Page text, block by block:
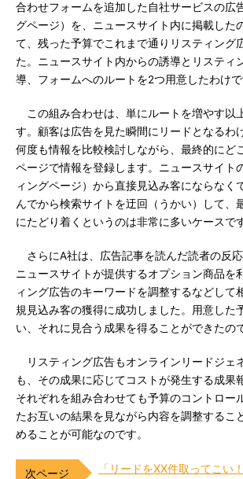
合わせフォームを追加した自社サービスの広
グページ）を、ニュースサイト内に掲載した
て、残った予算でこれまで通りリスティング
た。ニュースサイト内からの誘導とリスティ
導、フォームへのルートを2つ用意したわけで
この組み合わせは、単にルートを増やす以
す。顧客は広告を見た瞬間にリードとなるわ
何度も情報を比較検討しながら、最終的にど
ページで情報を登録します。ニュースサイト
ィングページ）から直接見込み客にならなく
んでから検索サイトを迂回（うかい）して、
にたどり着くというのは非常に多いケースです
さらにA社は、広告記事を読んだ読者の反
ニュースサイトが提供するオプション商品を
ィング広告のキーワードを調整するなどして
規見込み客の獲得に成功しました。用意した
い、それに見合う成果を得ることができたの
リスティング広告もオンラインリードジェ
も、その成果に応じてコストが発生する成果
それぞれを組み合わせても予算のコントロー
たお互いの結果を見ながら内容を調整するこ
めることが可能なのです。
「リードをXX件取ってこい